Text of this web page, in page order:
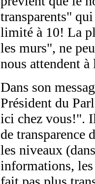
transparents"
limité à 10! La
les murs", ne
nous attendent à
Dans son
Président du
ici chez vous!".
de transparence
les niveaux
informations,